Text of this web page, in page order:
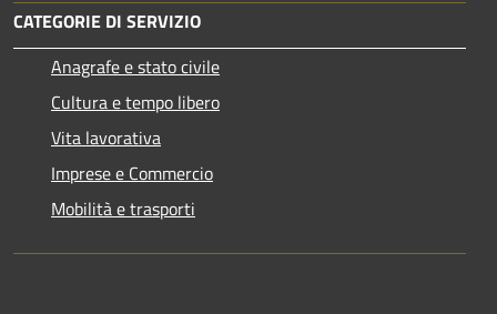
CATEGORIE DI SERVIZIO
Anagrafe e stato civile
Cultura e tempo libero
Vita lavorativa
Imprese e Commercio
Mobilità e trasporti